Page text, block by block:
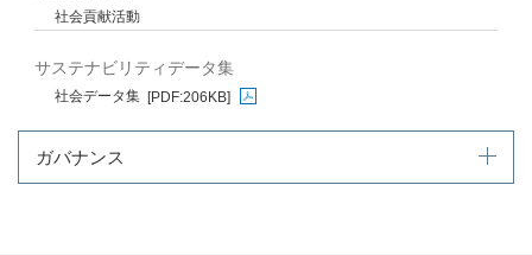
社会貢献活動
サステナビリティデータ集
社会データ集 [PDF:206KB]
ガバナンス